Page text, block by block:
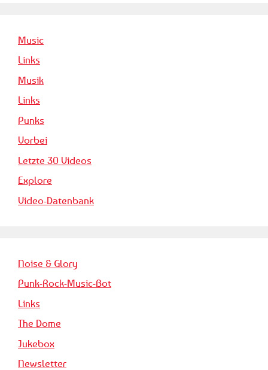
Music
Links
Musik
Links
Punks
Vorbei
Letzte 30 Videos
Explore
Video-Datenbank
Noise & Glory
Punk-Rock-Music-Bot
Links
The Dome
Jukebox
Newsletter